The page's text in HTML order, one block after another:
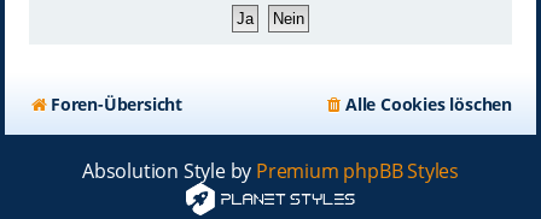
Foren-Übersicht Alle Cookies löschen
Absolution Style by Premium phpBB Styles